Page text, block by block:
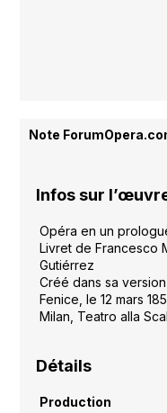
Note
Infos sur
Opéra en un
Livret de Francesco
Gutiérrez
Créé dans sa
Fenice, le 12 mars
Milan, Teatro alla
Détails
Production